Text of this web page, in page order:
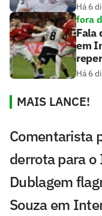
Há 6
fora
Fala
em
Há 6
MAIS LANCE!
Comentarista
derrota para
Dublagem
Souza em